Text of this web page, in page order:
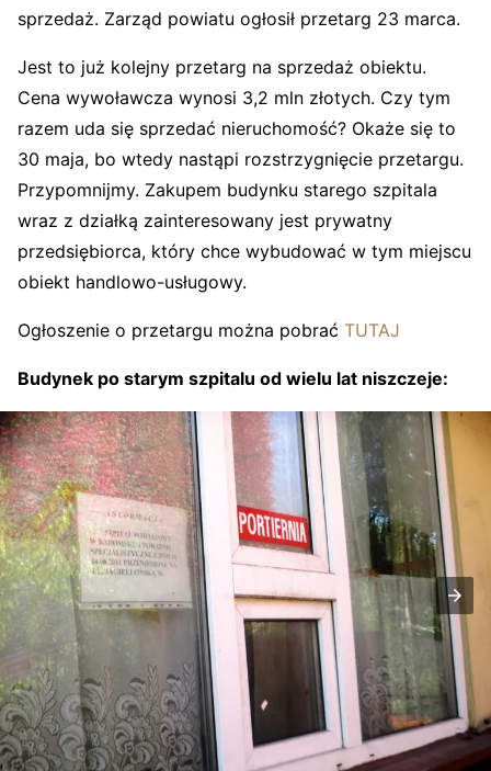
sprzedaż. Zarząd powiatu ogłosił przetarg 23 marca.
Jest to już kolejny przetarg na sprzedaż obiektu.
Cena wywoławcza wynosi 3,2 mln złotych. Czy tym
razem uda się sprzedać nieruchomość? Okaże się to
30 maja, bo wtedy nastąpi rozstrzygnięcie przetargu.
Przypomnijmy. Zakupem budynku starego szpitala
wraz z działką zainteresowany jest prywatny
przedsiębiorca, który chce wybudować w tym miejscu
obiekt handlowo-usługowy.
Ogłoszenie o przetargu można pobrać TUTAJ
Budynek po starym szpitalu od wielu lat niszczeje: